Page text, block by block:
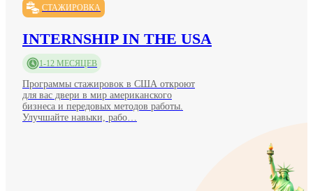
СТАЖИРОВКА
INTERNSHIP IN THE USA
1-12 МЕСЯЦЕВ
Программы стажировок в США откроют
для вас двери в мир американского
бизнеса и передовых методов работы.
Улучшайте навыки, рабо…